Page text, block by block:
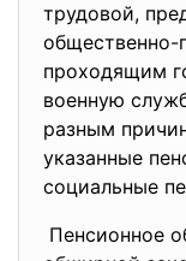
трудовой,
общественно-
проходящим
военную
разным
указанные
социальные
Пенсионное